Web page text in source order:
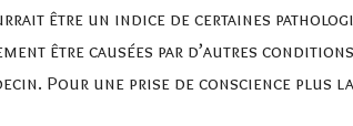
être un indice de certaines
être causées par d’autres
Pour une prise de conscience plus